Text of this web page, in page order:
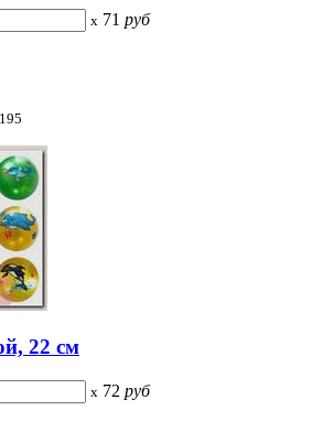
x 71 руб
22 см
x 72 руб